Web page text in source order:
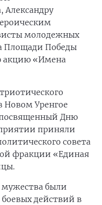
Александру
молодежных
Площади Победы
акцию «Имена
Уренгое
Дню
приняли
совета
фракции «Единая
мужества были
действий в